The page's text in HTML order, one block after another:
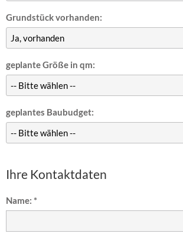
Grundstück vorhanden:
geplante Größe in qm:
geplantes Baubudget:
Ihre Kontaktdaten
Name: *